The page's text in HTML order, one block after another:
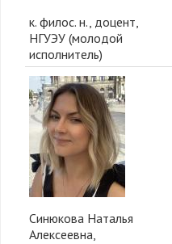
к. филос. н., доцент,
НГУЭУ (молодой
исполнитель)
Синюкова Наталья
Алексеевна,